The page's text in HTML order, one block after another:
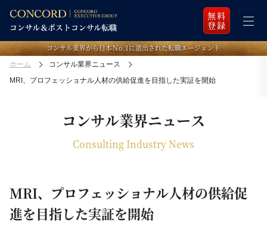
無料
登録
コンサル業界から日本Ｎo.1に選出された転職エージェント
ホーム
コンサル業界ニュース
MRI、プロフェッショナル人材の供給促進を目指した実証を開始
コンサル業界ニュース
Consulting Industry News
MRI、プロフェッショナル人材の供給促
進を目指した実証を開始